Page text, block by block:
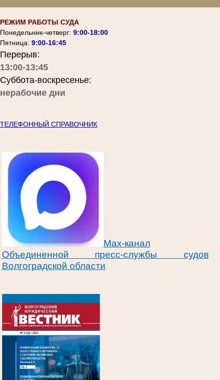
РЕЖИМ РАБОТЫ СУДА
Понедельник-четверг: 9:00-18:00
Пятница: 9:00-16:45
Перерыв:
13:00-13:45
Суббота-воскресенье:
нерабочие дни
ТЕЛЕФОННЫЙ СПРАВОЧНИК
Max-канал
Объединенной пресс-службы судов
Волгоградской области